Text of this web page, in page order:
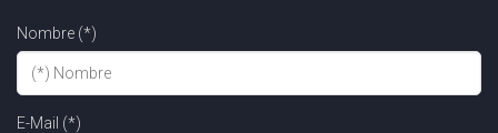
Nombre (*)
E-Mail (*)